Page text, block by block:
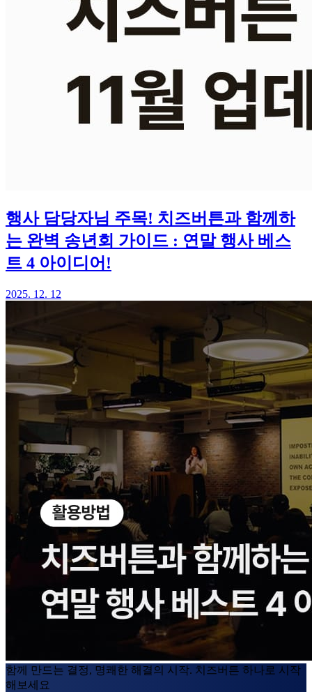
행사 담당자님 주목! 치즈버튼과 함께하
는 완벽 송년회 가이드 : 연말 행사 베스
트 4 아이디어!
2025. 12. 12
함께 만드는 결정, 명쾌한 해결의 시작. 치즈버튼 하나로 시작
해보세요